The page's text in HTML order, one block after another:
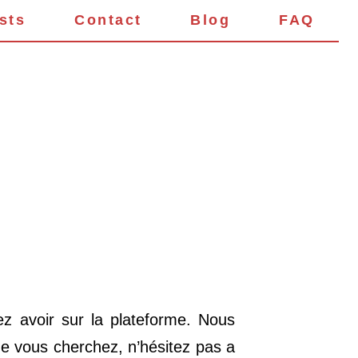
Contact Blog FAQ
avoir sur la plateforme. Nous
vous cherchez, n’hésitez pas a